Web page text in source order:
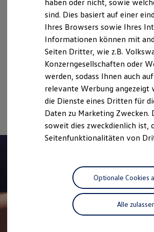
Verbrauchskosten
Kaufoptionen
E-Auto-Förderung
Software und Konnektivität
ID. Software Versionen
Digitale Extras
Schnittstellen zu Ihrem ID.
Hybridautos
Marke und Erlebnis
Volkswagen R und R Experience
R-Modelle
Driving Experience
Volkswagen entdecken
Lifestyle Shop
T-Roc Kollektion
Golf Kollektion
ID. Kollektion
Volkswagen Kollektion
R-Kollektion
Unsere Leistungen
Überblick
Gebrauchtwagen
Service
Volkswagen FleetService
haben oder nicht, sowie
sind. Dies basiert auf einer
Ihres Browsers sowie Ihres
Informationen können mit
Seiten Dritter, wie z.B.
Konzerngesellschaften oder
werden, sodass Ihnen auch
relevante Werbung angezeigt
die Dienste eines Dritten für
Daten zu Marketing Zwecken.
soweit dies zweckdienlich ist,
Seitenfunktionalitäten von
Alle
Optionale Cookies